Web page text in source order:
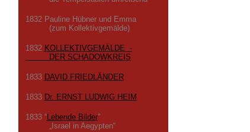
1832 Pauline Hübner und Emma
(zum Kollektivgemälde)
1832 KOLLEKTIVGEMÄLDE -
DER SCHADOWKREIS
1833 DAVID FRIEDLÄNDER
1833 Dr. ERNST LUDWIG HEIM
1833 “Lebende Bilder”
„Israel in Aegypten“